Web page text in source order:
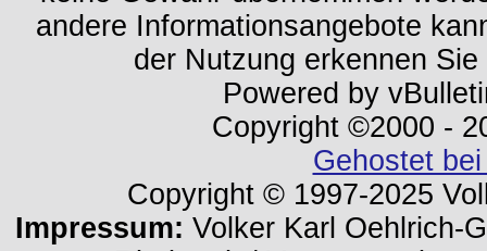
andere Informationsangebote
der Nutzung erkennen
Powered by
Copyright ©2000 -
Gehostet
Copyright © 1997-2025
Impressum: Volker Karl Oehlrich-